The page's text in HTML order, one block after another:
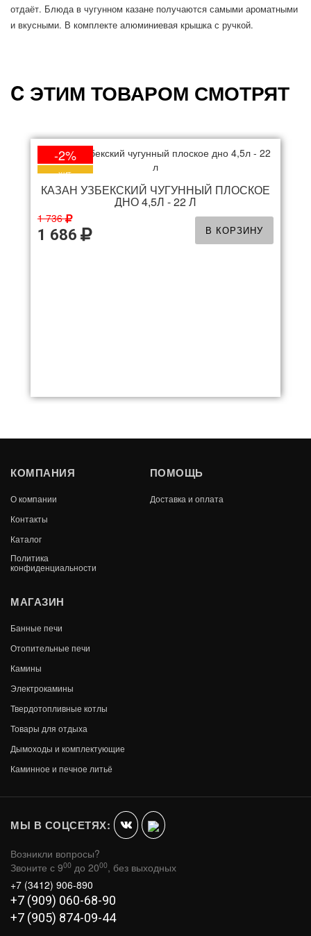
отдаёт. Блюда в чугунном казане получаются самыми ароматными
и вкусными. В комплекте алюминиевая крышка с ручкой.
C ЭТИМ ТОВАРОМ СМОТРЯТ
-2%
ХИТ
КАЗАН УЗБЕКСКИЙ ЧУГУННЫЙ ПЛОСКОЕ
ДНО 4,5Л - 22 Л
1 736
1 686 В КОРЗИНУ
КОМПАНИЯ
О компании
Контакты
Каталог
Политика
конфиденциальности
ПОМОЩЬ
Доставка и оплата
МАГАЗИН
Банные печи
Отопительные печи
Камины
Электрокамины
Твердотопливные котлы
Товары для отдыха
Дымоходы и комплектующие
Каминное и печное литьё
МЫ В СОЦСЕТЯХ:
Возникли вопросы?
Звоните с 900 до 2000, без выходных
+7 (3412) 906-890
+7 (909) 060-68-90
+7 (905) 874-09-44